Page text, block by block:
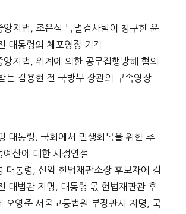
앙지법, 조은석 특별검사팀이 청구한 윤
대통령의 체포영장 기각
앙지법, 위계에 의한 공무집행방해 혐의
는 김용현 전 국방부 장관의 구속영장
대통령, 국회에서 민생회복을 위한 추
예산에 대한 시정연설
대통령, 신임 헌법재판소장 후보자에 김
대법관 지명, 대통령 몫 헌법재판관 후
오영준 서울고등법원 부장판사 지명, 국